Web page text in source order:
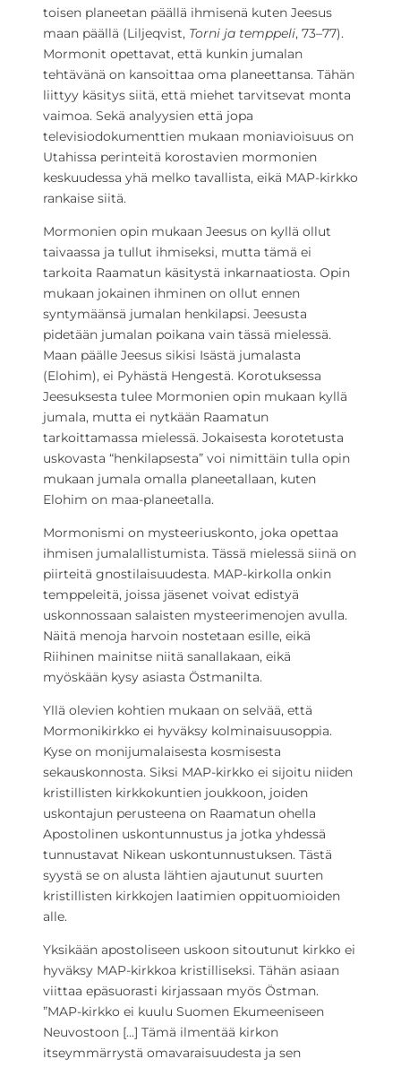
toisen planeetan päällä ihmisenä kuten Jeesus
maan päällä (Liljeqvist, Torni ja temppeli, 73–77).
Mormonit opettavat, että kunkin jumalan
tehtävänä on kansoittaa oma planeettansa. Tähän
liittyy käsitys siitä, että miehet tarvitsevat monta
vaimoa. Sekä analyysien että jopa
televisiodokumenttien mukaan moniavioisuus on
Utahissa perinteitä korostavien mormonien
keskuudessa yhä melko tavallista, eikä MAP-kirkko
rankaise siitä.
Mormonien opin mukaan Jeesus on kyllä ollut
taivaassa ja tullut ihmiseksi, mutta tämä ei
tarkoita Raamatun käsitystä inkarnaatiosta. Opin
mukaan jokainen ihminen on ollut ennen
syntymäänsä jumalan henkilapsi. Jeesusta
pidetään jumalan poikana vain tässä mielessä.
Maan päälle Jeesus sikisi Isästä jumalasta
(Elohim), ei Pyhästä Hengestä. Korotuksessa
Jeesuksesta tulee Mormonien opin mukaan kyllä
jumala, mutta ei nytkään Raamatun
tarkoittamassa mielessä. Jokaisesta korotetusta
uskovasta “henkilapsesta” voi nimittäin tulla opin
mukaan jumala omalla planeetallaan, kuten
Elohim on maa-planeetalla.
Mormonismi on mysteeriuskonto, joka opettaa
ihmisen jumalallistumista. Tässä mielessä siinä on
piirteitä gnostilaisuudesta. MAP-kirkolla onkin
temppeleitä, joissa jäsenet voivat edistyä
uskonnossaan salaisten mysteerimenojen avulla.
Näitä menoja harvoin nostetaan esille, eikä
Riihinen mainitse niitä sanallakaan, eikä
myöskään kysy asiasta Östmanilta.
Yllä olevien kohtien mukaan on selvää, että
Mormonikirkko ei hyväksy kolminaisuusoppia.
Kyse on monijumalaisesta kosmisesta
sekauskonnosta. Siksi MAP-kirkko ei sijoitu niiden
kristillisten kirkkokuntien joukkoon, joiden
uskontajun perusteena on Raamatun ohella
Apostolinen uskontunnustus ja jotka yhdessä
tunnustavat Nikean uskontunnustuksen. Tästä
syystä se on alusta lähtien ajautunut suurten
kristillisten kirkkojen laatimien oppituomioiden
alle.
Yksikään apostoliseen uskoon sitoutunut kirkko ei
hyväksy MAP-kirkkoa kristilliseksi. Tähän asiaan
viittaa epäsuorasti kirjassaan myös Östman.
”MAP-kirkko ei kuulu Suomen Ekumeeniseen
Neuvostoon […] Tämä ilmentää kirkon
itseymmärrystä omavaraisuudesta ja sen